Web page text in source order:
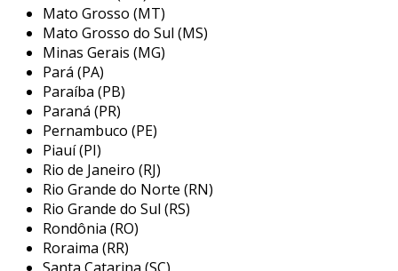
funcionalidade e a segurança de equipamentos
e estruturas metálicas.
principais aplicações de serviços de
caldeiraria e usinagem
os serviços de caldeiraria e usinagem são
amplamente aplicados em diversas indústrias,
servindo a uma variedade de propósitos. com
base em suas características, aqui estão
algumas das principais aplicações:
indústria petroquímica:
Mato Grosso (MT)
Mato Grosso do Sul (MS)
Minas Gerais (MG)
Pará (PA)
Paraíba (PB)
Paraná (PR)
Pernambuco (PE)
Piauí (PI)
Rio de Janeiro (RJ)
Rio Grande do Norte (RN)
Rio Grande do Sul (RS)
Rondônia (RO)
Roraima (RR)
Santa Catarina (SC)